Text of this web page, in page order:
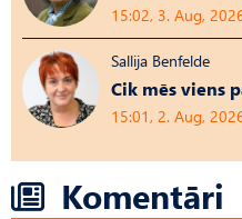
15:02, 3. Aug,
Sallija Benfelde
Cik mēs viens
15:01, 2. Aug,
Komentāri